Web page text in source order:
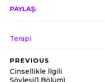
PAYLAŞ:
Terapi
PREVIOUS
Cinsellikle İlgili
Söyleşi(1.Bölüm)